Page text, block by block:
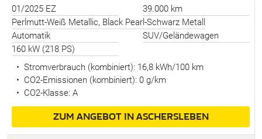
01/2025 EZ
39.000 km
Perlmutt-Weiß Metallic, Black Pearl-Schwarz Metall
Automatik
SUV/Geländewagen
160 kW (218 PS)
• Stromverbrauch (kombiniert): 16,8 kWh/100 km
• CO2-Emissionen (kombiniert): 0 g/km
• CO2-Klasse: A
ZUM ANGEBOT IN ASCHERSLEBEN